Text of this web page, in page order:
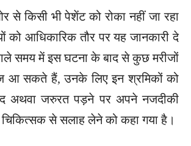
से किसी भी पेशेंट को रोका नहीं जा रहा
को आधिकारिक तौर पर यह जानकारी दे
समय में इस घटना के बाद से कुछ मरीजों
आ सकते हैं, उनके लिए इन श्रमिकों को
अथवा जरुरत पड़ने पर अपने नजदीकी
से सलाह लेने को कहा गया है।